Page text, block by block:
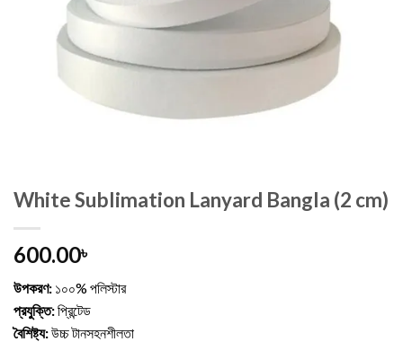
White Sublimation Lanyard Bangla (2 cm)
600.00৳
উপকরণ: ১০০% পলিস্টার
প্রযুক্তি:প্রিন্টেড
বৈশিষ্ট্য:উচ্চ টানসহনশীলতা